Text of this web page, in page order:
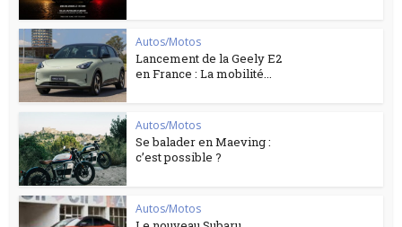
Autos/Motos
Lancement de la Geely E2
en France : La mobilité...
Autos/Motos
Se balader en Maeving :
c’est possible ?
Autos/Motos